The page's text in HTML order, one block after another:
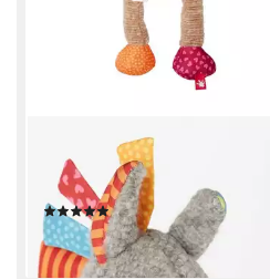
Kuscheltier Kuscheltier Pferd für
Babys und Kinder Unisex (1-St)
(1)
ab 29,95 €
lieferbar - in 3-4 Werktagen bei dir